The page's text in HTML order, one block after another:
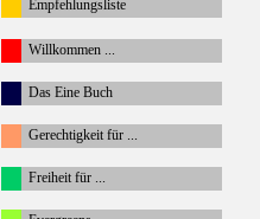
Empfehlungsliste
Willkommen ...
Das Eine Buch
Gerechtigkeit für ...
Freiheit für ...